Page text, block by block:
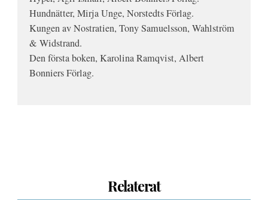
Hundnätter, Mirja Unge, Norstedts Förlag.
Kungen av Nostratien, Tony Samuelsson, Wahlström
& Widstrand.
Den första boken, Karolina Ramqvist, Albert
Bonniers Förlag.
Relaterat